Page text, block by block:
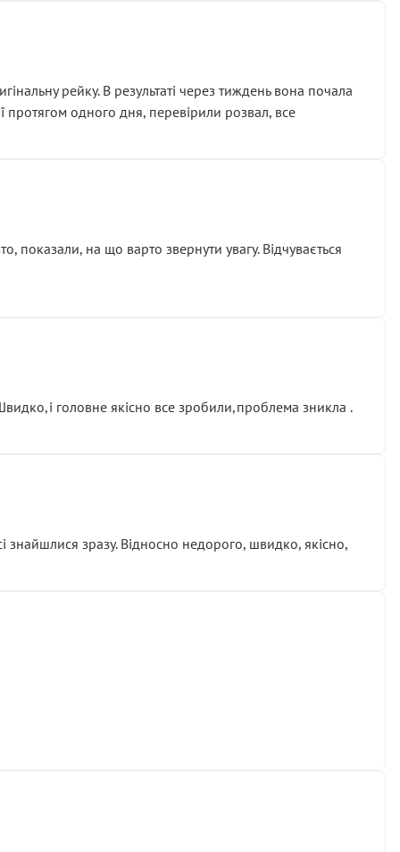
рейку. В результаті через тиждень вона почала
протягом одного дня, перевірили розвал, все
показали, на що варто звернути увагу. Відчувається
головне якісно все зробили,проблема зникла .
знайшлися зразу. Відносно недорого, швидко, якісно,